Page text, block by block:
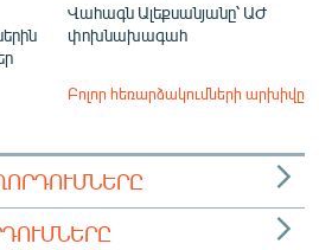
Վահագն Ալեքսանյանը՝ ԱԺ
փոխնախագահ
Բոլոր հեռարձակումների արխիվը